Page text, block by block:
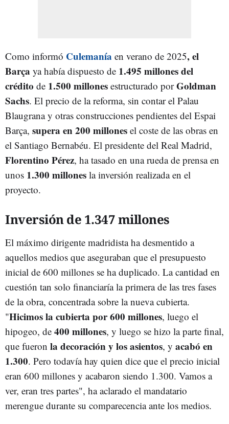
Como informó Culemanía en verano de 2025, el
Barça ya había dispuesto de 1.495 millones del
crédito de 1.500 millones estructurado porGoldman
Sachs. El precio de la reforma, sin contar el Palau
Blaugrana y otras construcciones pendientes del Espai
Barça, supera en 200 millones el coste de las obras en
el Santiago Bernabéu. El presidente del Real Madrid,
Florentino Pérez, ha tasado en una rueda de prensa en
unos 1.300 millones la inversión realizada en el
proyecto.
Inversión de 1.347 millones
El máximo dirigente madridista ha desmentido a
aquellos medios que aseguraban que el presupuesto
inicial de 600 millones se ha duplicado. La cantidad en
cuestión tan solo financiaría la primera de las tres fases
de la obra, concentrada sobre la nueva cubierta.
"Hicimos la cubierta por 600 millones, luego el
hipogeo, de 400 millones, y luego se hizo la parte final,
que fueron la decoración y los asientos, y acabó en
1.300. Pero todavía hay quien dice que el precio inicial
eran 600 millones y acabaron siendo 1.300. Vamos a
ver, eran tres partes", ha aclarado el mandatario
merengue durante su comparecencia ante los medios.